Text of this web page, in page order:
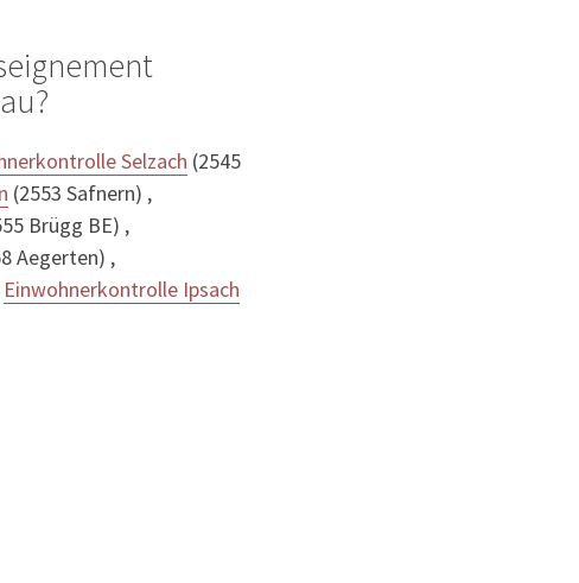
Selzach (2545
(2553 Safnern) ,
Brügg BE) ,
Aegerten) ,
Einwohnerkontrolle Ipsach